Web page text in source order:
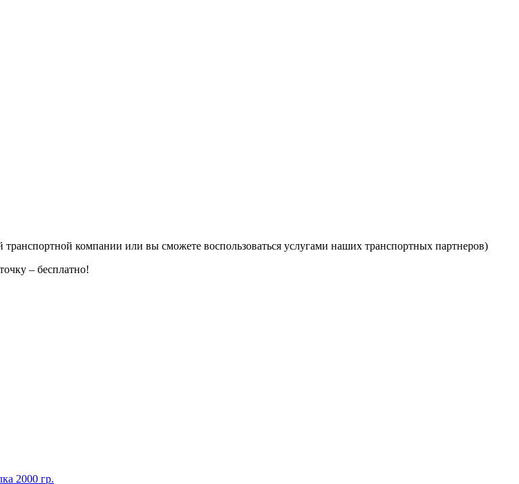
компании или вы сможете воспользоваться услугами наших транспортных партнеров)
– бесплатно!